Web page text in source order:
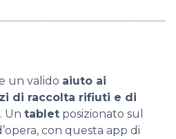
un valido aiuto ai
di raccolta rifiuti e di
. Un tablet posizionato sul
con questa app di